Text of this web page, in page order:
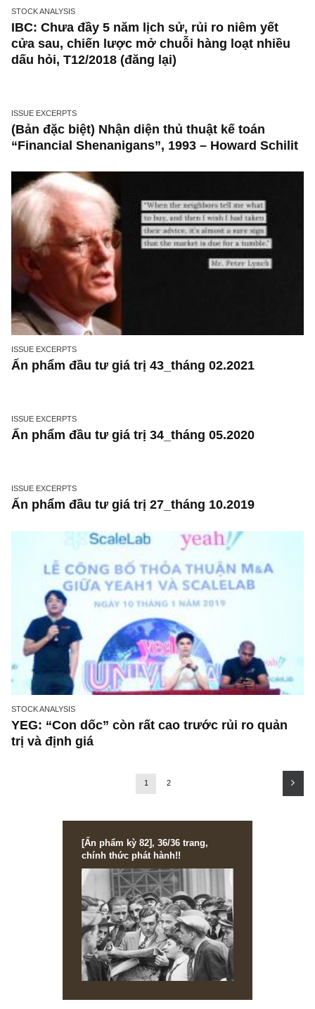
STOCK ANALYSIS
cửa sau, chiến lược mở chuỗi hàng loạt
dấu hỏi, T12/2018 (đăng lại)
ISSUE EXCERPTS
(Bản đặc biệt) Nhận diện thủ thuật kế toán
“Financial Shenanigans”, 1993 – Howard
Ấn phẩm đầu tư giá trị 43_tháng 02.2021
ISSUE EXCERPTS
Ấn phẩm đầu tư giá trị 34_tháng 05.2020
ISSUE EXCERPTS
Ấn phẩm đầu tư giá trị 27_tháng 10.2019
STOCK ANALYSIS
YEG: “Con dốc” còn rất cao trước rủi ro
trị và định giá
1 2